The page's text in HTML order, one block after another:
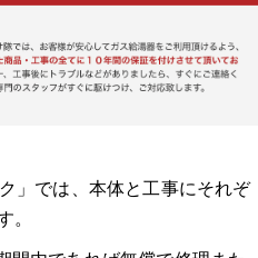
」では、本体と工事にそれぞ
。